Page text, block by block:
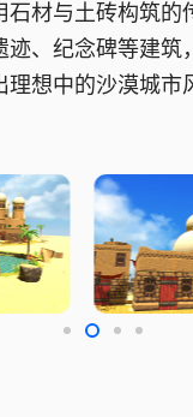
材与土砖构筑
、纪念碑等建
想中的沙漠城市